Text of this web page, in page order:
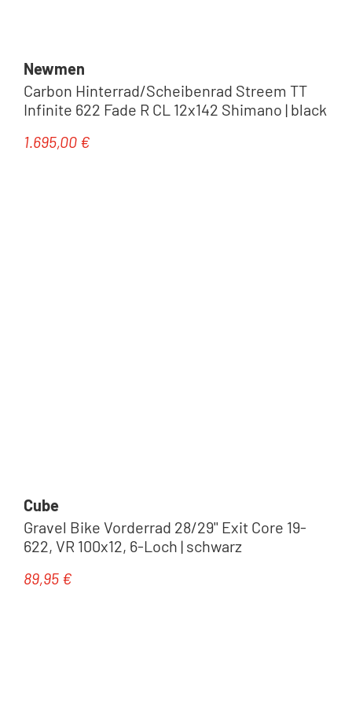
Newmen
Carbon Hinterrad/Scheibenrad Streem TT
Infinite 622 Fade R CL 12x142 Shimano | black
Regulärer Preis:
1.695,00 €
Cube
Gravel Bike Vorderrad 28/29'' Exit Core 19-
622, VR 100x12, 6-Loch | schwarz
Regulärer Preis:
89,95 €